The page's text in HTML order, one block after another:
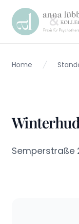
Praxis Lübberding
Home
Semperstraße